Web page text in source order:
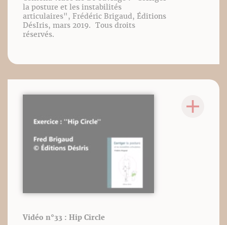
la posture et les instabilités
articulaires", Frédéric Brigaud, Éditions
DésIris, mars 2019. Tous droits
réservés.
Vidéo n°33 : Hip Circle